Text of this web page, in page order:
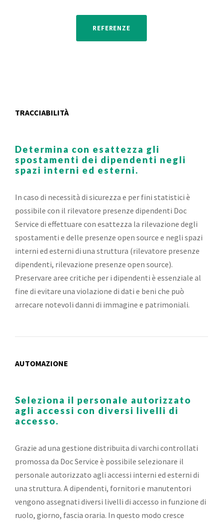
REFERENZE
TRACCIABILITÀ
Determina con esattezza gli
spostamenti dei dipendenti negli
spazi interni ed esterni.
In caso di necessità di sicurezza e per fini statistici è
possibile con il rilevatore presenze dipendenti Doc
Service di effettuare con esattezza la rilevazione degli
spostamenti e delle presenze open source e negli spazi
interni ed esterni di una struttura (rilevatore presenze
dipendenti, rilevazione presenze open source).
Preservare aree critiche per i dipendenti è essenziale al
fine di evitare una violazione di dati e beni che può
arrecare notevoli danni di immagine e patrimoniali.
AUTOMAZIONE
Seleziona il personale autorizzato
agli accessi con diversi livelli di
accesso.
Grazie ad una gestione distribuita di varchi controllati
promossa da Doc Service è possibile selezionare il
personale autorizzato agli accessi interni ed esterni di
una struttura. A dipendenti, fornitori e manutentori
vengono assegnati diversi livelli di accesso in funzione di
ruolo, giorno, fascia oraria. In questo modo cresce